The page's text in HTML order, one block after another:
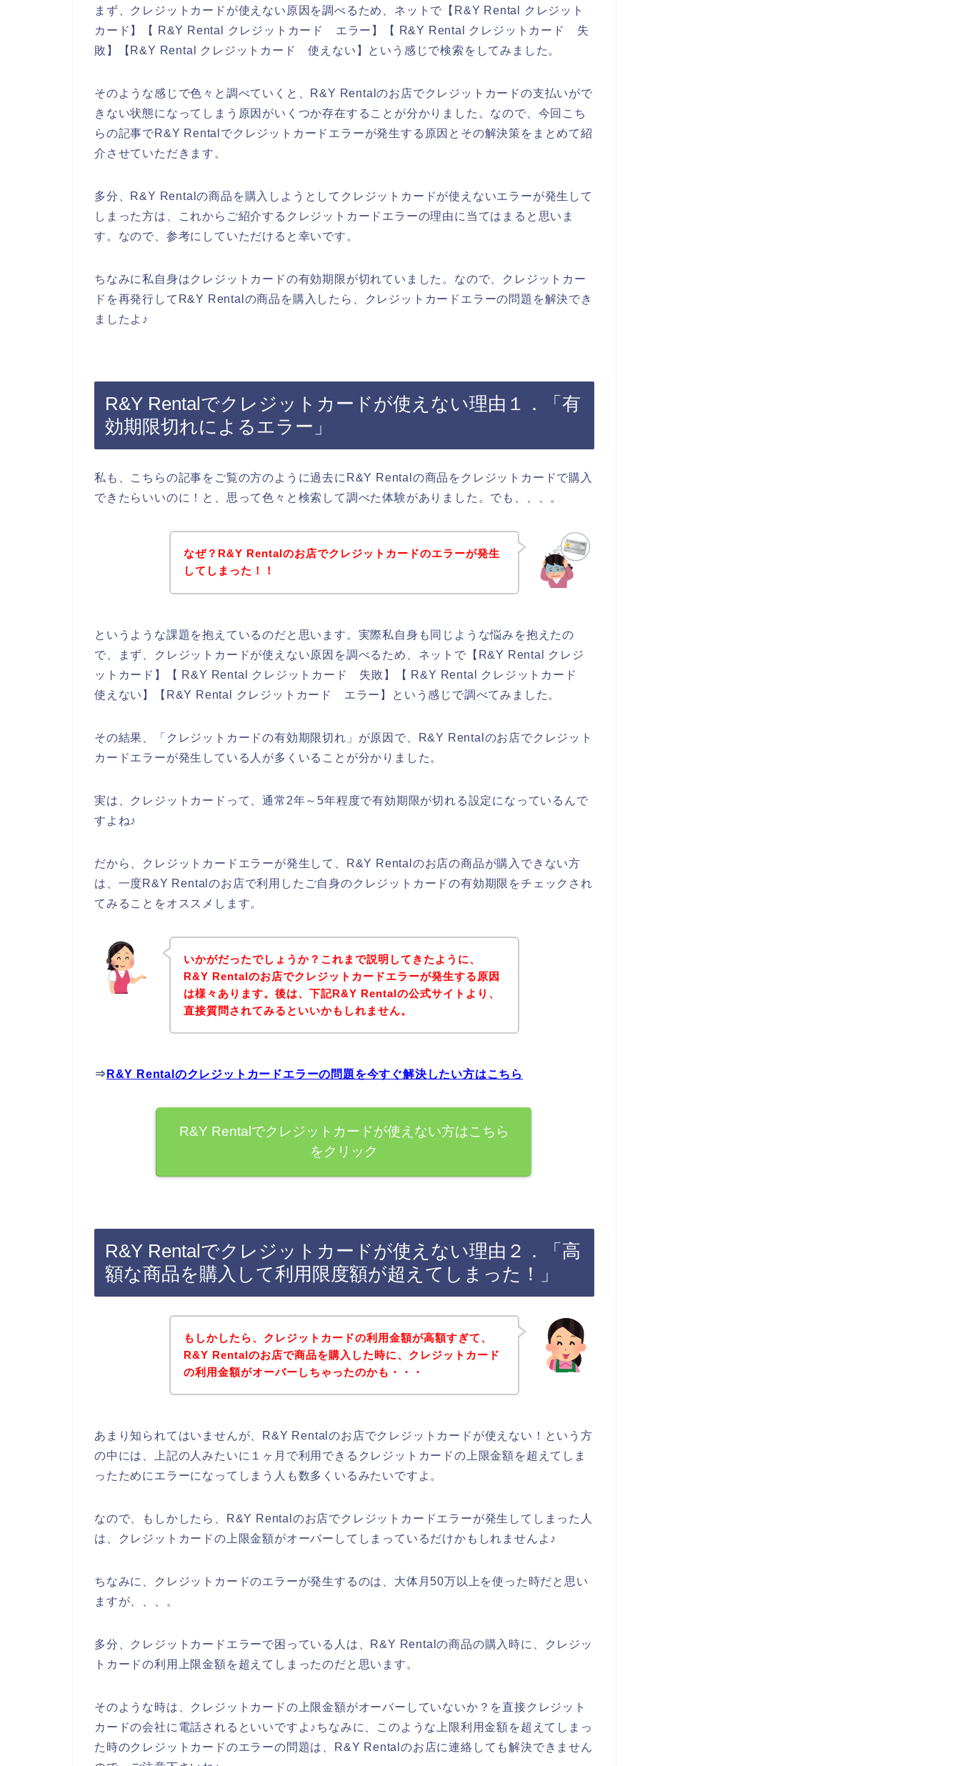
まず、クレジットカードが使えない原因を調べるため、ネットで【R&Y Rental クレジット
カード】【 R&Y Rental クレジットカード エラー】【 R&Y Rental クレジットカード 失
敗】【R&Y Rental クレジットカード 使えない】という感じで検索をしてみました。
そのような感じで色々と調べていくと、R&Y Rentalのお店でクレジットカードの支払いがで
きない状態になってしまう原因がいくつか存在することが分かりました。なので、今回こち
らの記事でR&Y Rentalでクレジットカードエラーが発生する原因とその解決策をまとめて紹
介させていただきます。
多分、R&Y Rentalの商品を購入しようとしてクレジットカードが使えないエラーが発生して
しまった方は、これからご紹介するクレジットカードエラーの理由に当てはまると思いま
す。なので、参考にしていただけると幸いです。
ちなみに私自身はクレジットカードの有効期限が切れていました。なので、クレジットカー
ドを再発行してR&Y Rentalの商品を購入したら、クレジットカードエラーの問題を解決でき
ましたよ♪
R&Y Rentalでクレジットカードが使えない理由１．「有
効期限切れによるエラー」
私も、こちらの記事をご覧の方のように過去にR&Y Rentalの商品をクレジットカードで購入
できたらいいのに！と、思って色々と検索して調べた体験がありました。でも、、、。
なぜ？R&Y Rentalのお店でクレジットカードのエラーが発生
してしまった！！
というような課題を抱えているのだと思います。実際私自身も同じような悩みを抱えたの
で、まず、クレジットカードが使えない原因を調べるため、ネットで【R&Y Rental クレジ
ットカード】【 R&Y Rental クレジットカード 失敗】【 R&Y Rental クレジットカード
使えない】【R&Y Rental クレジットカード エラー】という感じで調べてみました。
その結果、「クレジットカードの有効期限切れ」が原因で、R&Y Rentalのお店でクレジット
カードエラーが発生している人が多くいることが分かりました。
実は、クレジットカードって、通常2年～5年程度で有効期限が切れる設定になっているんで
すよね♪
だから、クレジットカードエラーが発生して、R&Y Rentalのお店の商品が購入できない方
は、一度R&Y Rentalのお店で利用したご自身のクレジットカードの有効期限をチェックされ
てみることをオススメします。
いかがだったでしょうか？これまで説明してきたように、
R&Y Rentalのお店でクレジットカードエラーが発生する原因
は様々あります。後は、下記R&Y Rentalの公式サイトより、
直接質問されてみるといいかもしれません。
⇒ R&Y Rentalのクレジットカードエラーの問題を今すぐ解決したい方はこちら
R&Y Rentalでクレジットカードが使えない方はこちら
をクリック
R&Y Rentalでクレジットカードが使えない理由２．「高
額な商品を購入して利用限度額が超えてしまった！」
もしかしたら、クレジットカードの利用金額が高額すぎて、
R&Y Rentalのお店で商品を購入した時に、クレジットカード
の利用金額がオーバーしちゃったのかも・・・
あまり知られてはいませんが、R&Y Rentalのお店でクレジットカードが使えない！という方
の中には、上記の人みたいに１ヶ月で利用できるクレジットカードの上限金額を超えてしま
ったためにエラーになってしまう人も数多くいるみたいですよ。
なので、もしかしたら、R&Y Rentalのお店でクレジットカードエラーが発生してしまった人
は、クレジットカードの上限金額がオーバーしてしまっているだけかもしれませんよ♪
ちなみに、クレジットカードのエラーが発生するのは、大体月50万以上を使った時だと思い
ますが、、、。
多分、クレジットカードエラーで困っている人は、R&Y Rentalの商品の購入時に、クレジッ
トカードの利用上限金額を超えてしまったのだと思います。
そのような時は、クレジットカードの上限金額がオーバーしていないか？を直接クレジット
カードの会社に電話されるといいですよ♪ちなみに、このような上限利用金額を超えてしまっ
た時のクレジットカードのエラーの問題は、R&Y Rentalのお店に連絡しても解決できません